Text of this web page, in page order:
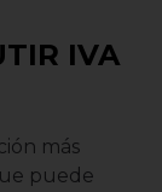
IVA
más
puede